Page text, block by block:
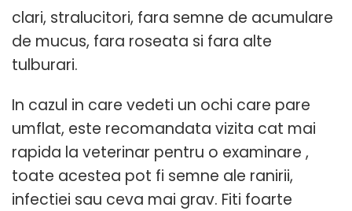
clari, stralucitori, fara semne de acumulare
de mucus, fara roseata si fara alte
tulburari.
In cazul in care vedeti un ochi care pare
umflat, este recomandata vizita cat mai
rapida la veterinar pentru o examinare ,
toate acestea pot fi semne ale ranirii,
infectiei sau ceva mai grav. Fiti foarte